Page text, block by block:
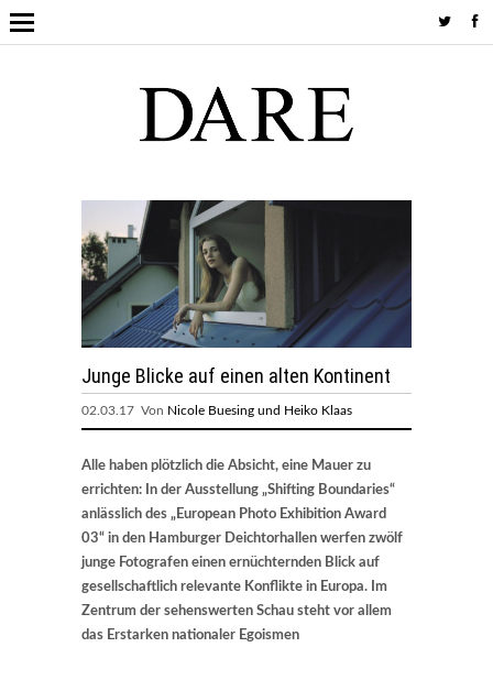
Junge Blicke auf einen alten Kontinent
02.03.17 Von Nicole Buesing und Heiko Klaas
Alle haben plötzlich die Absicht, eine Mauer zu
errichten: In der Ausstellung „Shifting Boundaries“
anlässlich des „European Photo Exhibition Award
03“ in den Hamburger Deichtorhallen werfen zwölf
junge Fotografen einen ernüchternden Blick auf
gesellschaftlich relevante Konflikte in Europa. Im
Zentrum der sehenswerten Schau steht vor allem
das Erstarken nationaler Egoismen